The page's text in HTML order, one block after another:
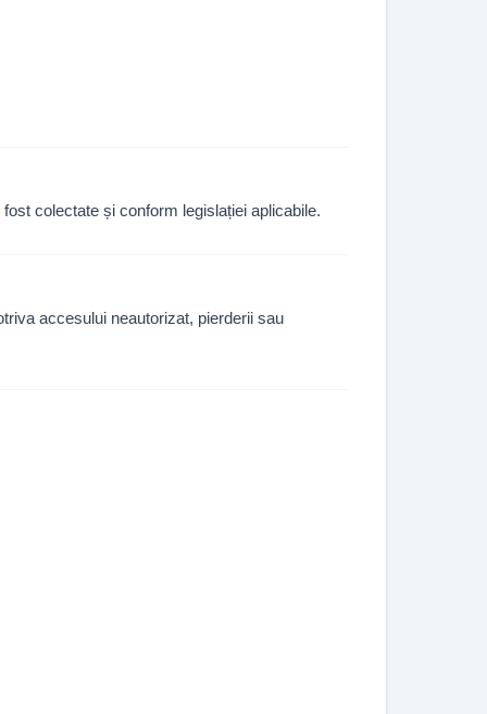
colectate și conform legislației aplicabile.
accesului neautorizat, pierderii sau